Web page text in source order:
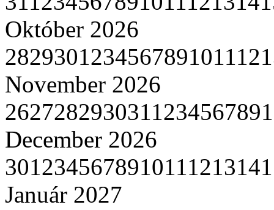
Október 2026
282930123456789101112
November 2026
262728293031123456789
December 2026
301234567891011121314
Január 2027